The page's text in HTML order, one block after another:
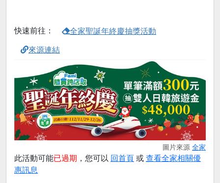
快速前往： 全家聖誕年終慶抽獎活動
來源連結
圖片來源 全家
此活動可能已過期 ，您可以 回首頁 或 查看全家相關優
惠訊息